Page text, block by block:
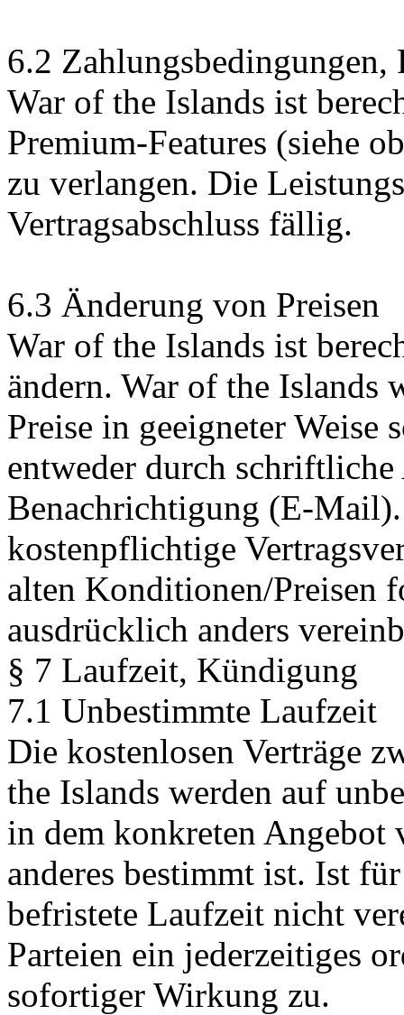
6.2
War of the Islands ist
Premium-Features (siehe
zu verlangen. Die
Vertragsabschluss fällig.
6.3 Änderung von Preisen
War of the Islands ist
ändern. War of the Islands
Preise in geeigneter
entweder durch
Benachrichtigung (E-Mail).
kostenpflichtige
alten Konditionen/Preisen
ausdrücklich anders
§ 7 Laufzeit, Kündigung
7.1 Unbestimmte Laufzeit
Die kostenlosen Verträge
the Islands werden auf
in dem konkreten Angebot
anderes bestimmt ist. Ist
befristete Laufzeit nicht
Parteien ein jederzeitiges
sofortiger Wirkung zu.